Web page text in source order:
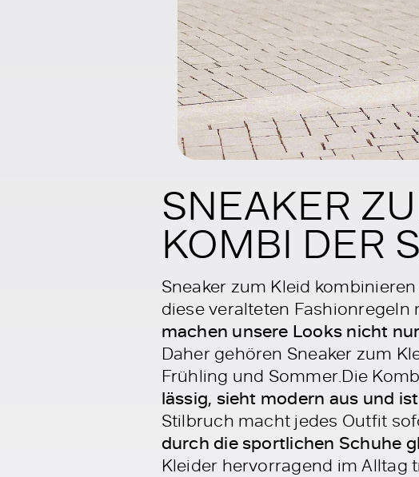
SNEAKER
KOMBI DER
Sneaker zum Kleid
diese veralteten
machen unsere Looks nicht
Daher gehören Sneaker zum
Frühling und Sommer.Die
lässig, sieht modern aus und
Stilbruch macht jedes Outfit
durch die sportlichen Schuhe
Kleider hervorragend im Alltag